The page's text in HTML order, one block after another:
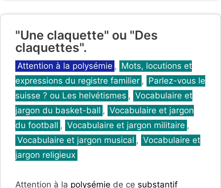
"Une claquette" ou "Des
claquettes".
Catégories
Attention à la polysémie , Mots, locutions et
expressions du registre familier , Parlez-vous le
suisse ? ou Les helvétismes , Vocabulaire et
jargon du basket-ball , Vocabulaire et jargon
du football , Vocabulaire et jargon militaire ,
Vocabulaire et jargon musical , Vocabulaire et
jargon religieux
Attention à la polysémie de ce substantif